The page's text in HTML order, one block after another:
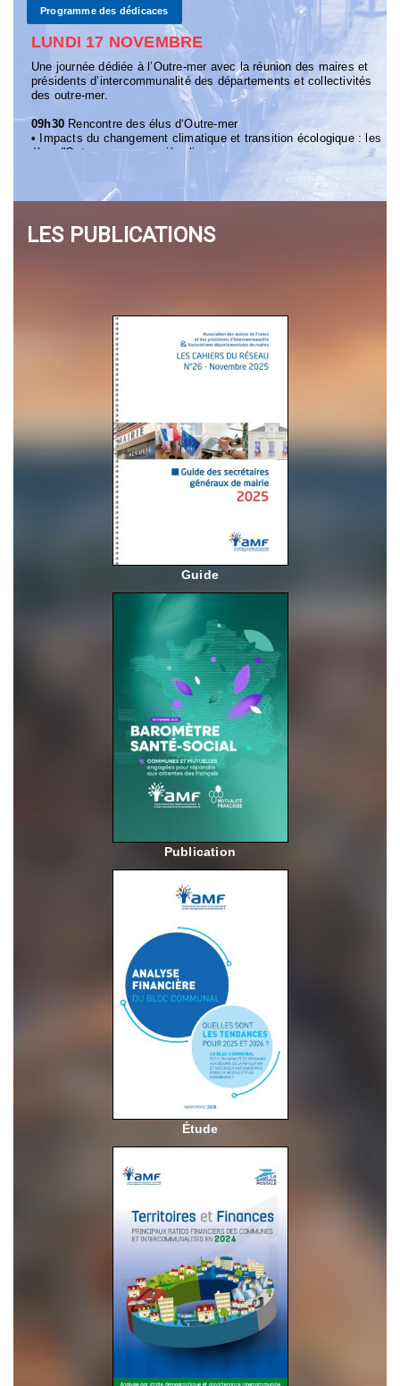
Programme des dédicaces
LUNDI 17 NOVEMBRE
Une journée dédiée à l’Outre-mer avec la réunion des maires et
présidents d’intercommunalité des départements et collectivités
des outre-mer.
09h30 Rencontre des élus d‘Outre-mer
• Impacts du changement climatique et transition écologique : les
élus d'Outre-mer en première ligne
Rencontre des élus d‘Outre-mer
La sécurité dans les communes d'Outre-mer
LES PUBLICATIONS
Guide
Publication
Étude